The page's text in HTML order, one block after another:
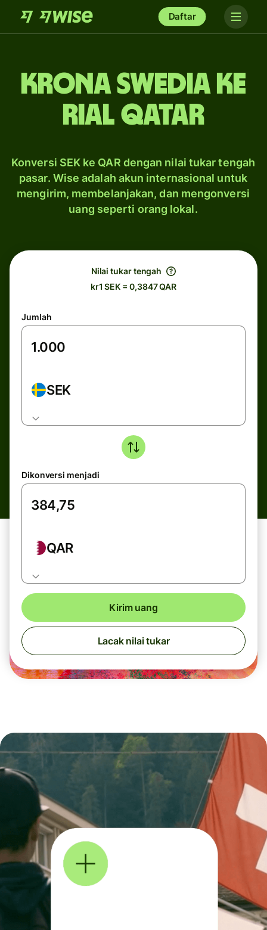
Daftar
krona Swedia ke
rial Qatar
Konversi SEK ke QAR dengan nilai tukar tengah
pasar. Wise adalah akun internasional untuk
mengirim, membelanjakan, dan mengonversi
uang seperti orang lokal.
Nilai tukar tengah
kr1 SEK = 0,3847 QAR
Jumlah
SEK
Dikonversi menjadi
QAR
Kirim uang
Lacak nilai tukar